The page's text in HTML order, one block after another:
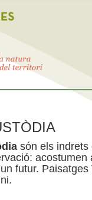
són els indrets
futur.